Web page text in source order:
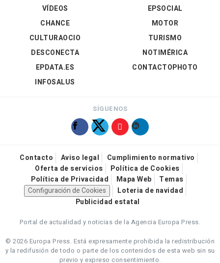
VÍDEOS
EPSOCIAL
CHANCE
CULTURAOCIO
DESCONECTA
EPDATA.ES
INFOSALUS
MOTOR
TURISMO
NOTIMÉRICA
CONTACTOPHOTO
SÍGUENOS
Contacto Aviso legal
Cumplimiento normativo
Oferta de servicios
Política de Cookies
Política de Privacidad
Mapa Web
Temas
Configuración de Cookies
Loteria de navidad
Publicidad estatal
Portal de actualidad y noticias de la Agencia Europa Press.
© 2026 Europa Press. Está expresamente prohibida la redistribución
y la redifusión de todo o parte de los contenidos de esta web sin su
previo y expreso consentimiento.